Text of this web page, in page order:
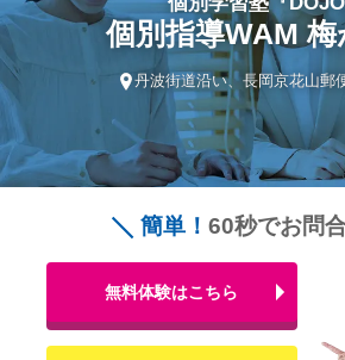
個別指導WAM 梅
丹波街道沿い、長岡京花山郵
簡単！ 60秒でお問
無料体験はこちら